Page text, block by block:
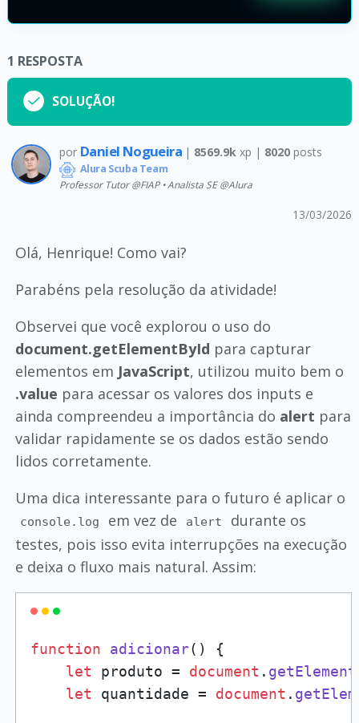
1 RESPOSTA
SOLUÇÃO!
por Daniel Nogueira | 8569.9k xp | 8020 posts
Alura Scuba Team
Professor Tutor @FIAP • Analista SE @Alura
13/03/2026
Olá, Henrique! Como vai?
Parabéns pela resolução da atividade!
Observei que você explorou o uso do
document.getElementById para capturar
elementos em JavaScript, utilizou muito bem o
.value para acessar os valores dos inputs e
ainda compreendeu a importância do alert para
validar rapidamente se os dados estão sendo
lidos corretamente.
Uma dica interessante para o futuro é aplicar o
console.log em vez de alert
durante os
testes, pois isso evita interrupções na execução
e deixa o fluxo mais natural. Assim:
function adicionar( ) {
let produto = document .
let quantidade = document .